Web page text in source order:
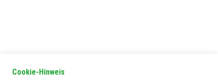
Cookie-Hinweis